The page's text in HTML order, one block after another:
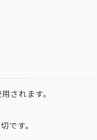
されます。
です。